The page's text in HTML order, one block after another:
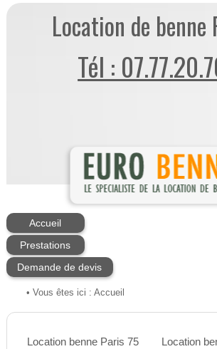
Location de benne
Tél :
Accueil
Prestations
Demande de devis
• Vous êtes ici : Accueil
Location benne Paris 75
Location